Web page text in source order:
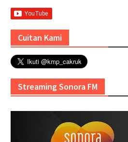
Cuitan Kami
Streaming Sonora FM